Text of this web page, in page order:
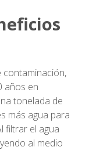
contaminación,
años en
tonelada de
más agua para
filtrar el agua
al medio